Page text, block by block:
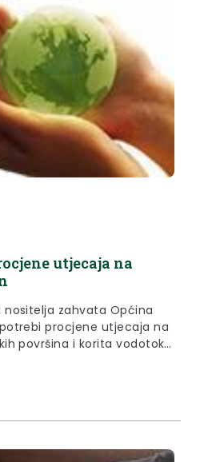
utjecaja na
zahvata Općina
procjene utjecaja na
površina i korita vodotoka